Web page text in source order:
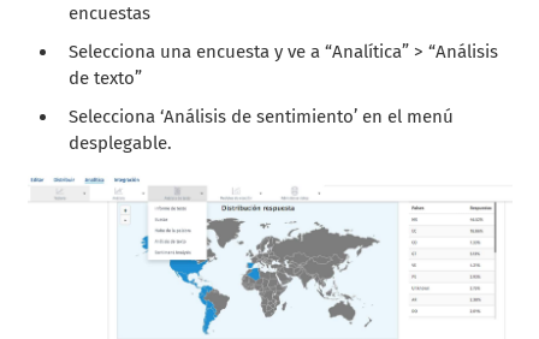
encuestas
Selecciona una encuesta y ve a “Analítica” > “Análisis
de texto”
Selecciona ‘Análisis de sentimiento’ en el menú
desplegable.